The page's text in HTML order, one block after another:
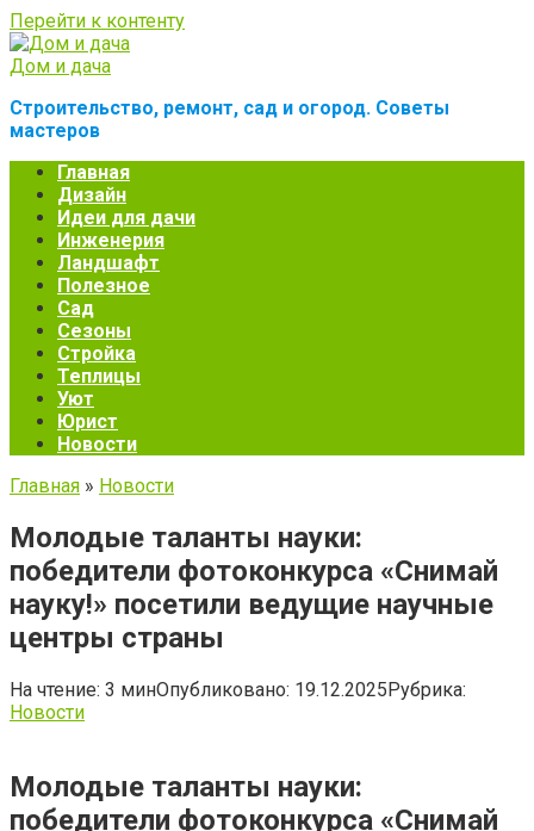
Перейти к контенту
Дом и дача
Строительство, ремонт, сад и огород. Советы
мастеров
Главная
Дизайн
Идеи для дачи
Инженерия
Ландшафт
Полезное
Сад
Сезоны
Стройка
Теплицы
Уют
Юрист
Новости
Главная » Новости
Молодые таланты науки:
победители фотоконкурса «Снимай
науку!» посетили ведущие научные
центры страны
На чтение: 3 минОпубликовано: 19.12.2025Рубрика:
Новости
Молодые таланты науки:
победители фотоконкурса «Снимай